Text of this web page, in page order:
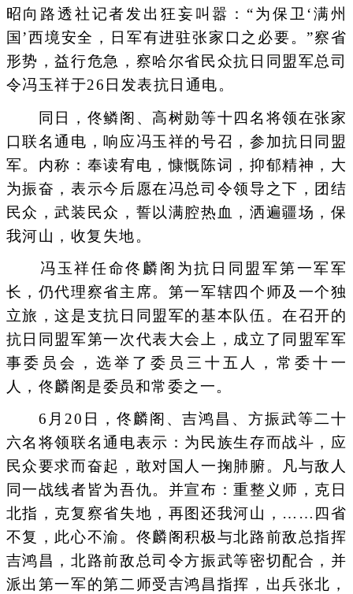
昭向路透社记者发出狂妄叫嚣：“为保卫‘满州
国’西境安全，日军有进驻张家口之必要。”察省
形势，益行危急，察哈尔省民众抗日同盟军总司
令冯玉祥于26日发表抗日通电。
同日，佟鳞阁、高树勋等十四名将领在张家
口联名通电，响应冯玉祥的号召，参加抗日同盟
军。内称：奉读宥电，慷慨陈词，抑郁精神，大
为振奋，表示今后愿在冯总司令领导之下，团结
民众，武装民众，誓以满腔热血，洒遍疆场，保
我河山，收复失地。
冯玉祥任命佟麟阁为抗日同盟军第一军军
长，仍代理察省主席。第一军辖四个师及一个独
立旅，这是支抗日同盟军的基本队伍。在召开的
抗日同盟军第一次代表大会上，成立了同盟军军
事委员会，选举了委员三十五人，常委十一
人，佟麟阁是委员和常委之一。
6月20日，佟麟阁、吉鸿昌、方振武等二十
六名将领联名通电表示：为民族生存而战斗，应
民众要求而奋起，敢对国人一掬肺腑。凡与敌人
同一战线者皆为吾仇。并宣布：重整义师，克日
北指，克复察省失地，再图还我河山，……四省
不复，此心不渝。佟麟阁积极与北路前敌总指挥
吉鸿昌，北路前敌总司令方振武等密切配合，并
派出第一军的第二师受吉鸿昌指挥，出兵张北，